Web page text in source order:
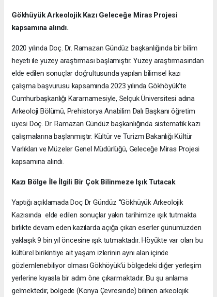
Gökhüyük Arkeolojik Kazı Geleceğe Miras Projesi
kapsamına alındı.
2020 yılında Doç. Dr. Ramazan Gündüz başkanlığında bir bilim
heyeti ile yüzey araştırması başlamıştır. Yüzey araştırmasından
elde edilen sonuçlar doğrultusunda yapılan bilimsel kazı
çalışma başvurusu kapsamında 2023 yılında Gökhöyük’te
Cumhurbaşkanlığı Kararnamesiyle, Selçuk Üniversitesi adına
Arkeoloji Bölümü, Prehistorya Anabilim Dalı Başkanı öğretim
üyesi Doç. Dr. Ramazan Gündüz başkanlığında sistematik kazı
çalışmalarına başlanmıştır. Kültür ve Turizm Bakanlığı Kültür
Varlıkları ve Müzeler Genel Müdürlüğü, Geleceğe Miras Projesi
kapsamına alındı.
Kazı Bölge İle İlgili Bir Çok Bilinmeze Işık Tutacak
Yaptığı açıklamada Doç Dr Gündüz “Gökhüyük Arkeolojik
Kazısında elde edilen sonuçlar yakın tarihimize ışık tutmakta
birlikte devam eden kazılarda açığa çıkan eserler günümüzden
yaklaşık 9 bin yıl öncesine ışık tutmaktadır. Höyükte var olan bu
kültürel birikintiye ait yaşam izlerinin aynı alan içinde
gözlemlenebiliyor olması Gökhöyük’ü bölgedeki diğer yerleşim
yerlerine kıyasla bir adım öne çıkarmaktadır. Bu şu anlama
gelmektedir, bölgede (Konya Çevresinde) bilinen arkeolojik